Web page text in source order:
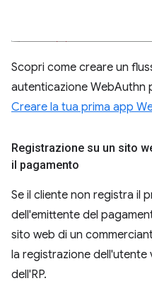
Scopri come creare un
autenticazione WebAuthn
Creare la tua prima app
Registrazione su un sito
il pagamento
Se il cliente non registra il
dell'emittente del
sito web di un
la registrazione dell'utente
dell'RP.